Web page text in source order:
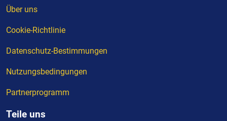
Über uns
Cookie-Richtlinie
Datenschutz-Bestimmungen
Nutzungsbedingungen
Partnerprogramm
Teile uns